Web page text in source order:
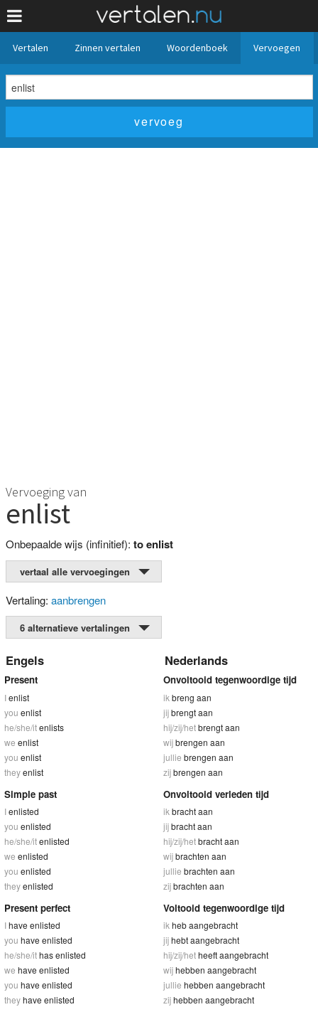
Vertalen Zinnen vertalen Woordenboek Vervoegen
Vervoeging van
enlist
Onbepaalde wijs (infinitief): to enlist
vertaal alle vervoegingen
Vertaling: aanbrengen
6 alternatieve vertalingen
Engels Nederlands
Present
Ienlist
you enlist
he/she/itenlists
we enlist
you enlist
theyenlist
Onvoltooid tegenwoordige tijd
ik breng aan
jijbrengt aan
hij/zij/hetbrengt aan
wijbrengen aan
jullie brengen aan
zijbrengen aan
Simple past
Ienlisted
you enlisted
he/she/itenlisted
we enlisted
you enlisted
theyenlisted
Onvoltooid verleden tijd
ik bracht aan
jijbracht aan
hij/zij/hetbracht aan
wijbrachten aan
jullie brachten aan
zijbrachten aan
Present perfect
Ihave enlisted
you have enlisted
he/she/ithas enlisted
we have enlisted
you have enlisted
theyhave enlisted
Voltooid tegenwoordige tijd
ikheb aangebracht
jijhebt aangebracht
hij/zij/hetheeft aangebracht
wijhebben aangebracht
jullie hebben aangebracht
zijhebben aangebracht